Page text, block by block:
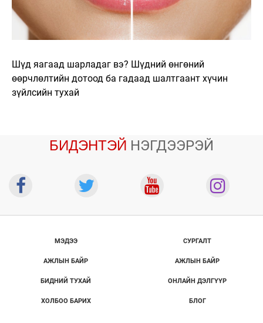
Шүд яагаад шарладаг вэ? Шүдний өнгөний
өөрчлөлтийн дотоод ба гадаад шалтгаант хүчин
зүйлсийн тухай
БИДЭНТЭЙ НЭГДЭЭРЭЙ
МЭДЭЭ
АЖЛЫН БАЙР
БИДНИЙ ТУХАЙ
ХОЛБОО БАРИХ
СУРГАЛТ
АЖЛЫН БАЙР
ОНЛАЙН ДЭЛГҮҮР
БЛОГ